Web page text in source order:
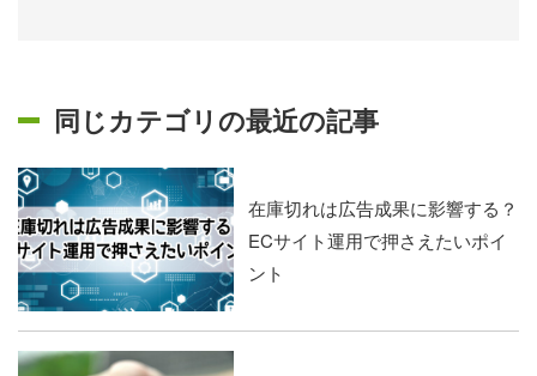
同じカテゴリの最近の記事
在庫切れは広告成果に影響する？
ECサイト運用で押さえたいポイ
ント